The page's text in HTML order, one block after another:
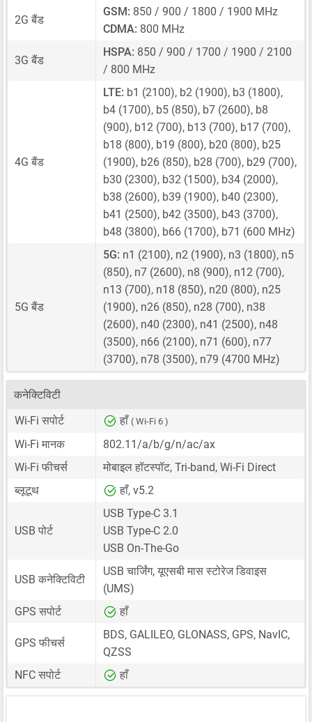
2G बैंड
GSM: 850 / 900 / 1800 / 1900 MHz
CDMA: 800 MHz
3G बैंड
HSPA: 850 / 900 / 1700 / 1900 / 2100
/ 800 MHz
4G बैंड
LTE: b1 (2100), b2 (1900), b3 (1800),
b4 (1700), b5 (850), b7 (2600), b8
(900), b12 (700), b13 (700), b17 (700),
b18 (800), b19 (800), b20 (800), b25
(1900), b26 (850), b28 (700), b29 (700),
b30 (2300), b32 (1500), b34 (2000),
b38 (2600), b39 (1900), b40 (2300),
b41 (2500), b42 (3500), b43 (3700),
b48 (3800), b66 (1700), b71 (600 MHz)
5G बैंड
5G: n1 (2100), n2 (1900), n3 (1800), n5
(850), n7 (2600), n8 (900), n12 (700),
n13 (700), n18 (850), n20 (800), n25
(1900), n26 (850), n28 (700), n38
(2600), n40 (2300), n41 (2500), n48
(3500), n66 (2100), n71 (600), n77
(3700), n78 (3500), n79 (4700 MHz)
कनेक्टिविटी
Wi-Fi सपोर्ट
हाँ ( Wi-Fi 6 )
Wi-Fi मानक
802.11/a/b/g/n/ac/ax
Wi-Fi फीचर्स
मोबाइल हॉटस्पॉट, Tri-band, Wi-Fi Direct
ब्लूटूथ
हाँ, v5.2
USB पोर्ट
USB Type-C 3.1
USB Type-C 2.0
USB On-The-Go
USB कनेक्टिविटी
USB चार्जिंग, यूएसबी मास स्टोरेज डिवाइस
(UMS)
GPS सपोर्ट
हाँ
GPS फीचर्स
BDS, GALILEO, GLONASS, GPS, NavIC,
QZSS
NFC सपोर्ट
हाँ